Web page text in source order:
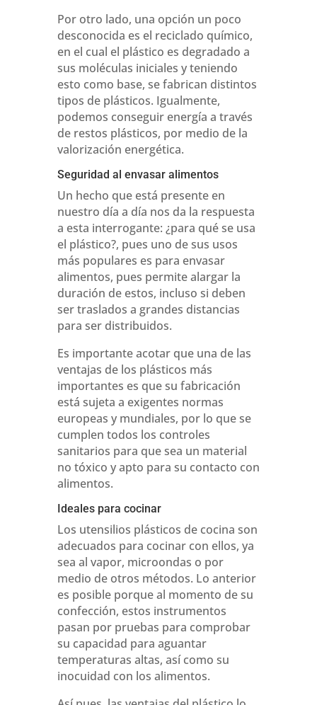
Por otro lado, una opción un poco
desconocida es el reciclado químico,
en el cual el plástico es degradado a
sus moléculas iniciales y teniendo
esto como base, se fabrican distintos
tipos de plásticos. Igualmente,
podemos conseguir energía a través
de restos plásticos, por medio de la
valorización energética.
Seguridad al envasar alimentos
Un hecho que está presente en
nuestro día a día nos da la respuesta
a esta interrogante: ¿para qué se usa
el plástico?, pues uno de sus usos
más populares es para envasar
alimentos, pues permite alargar la
duración de estos, incluso si deben
ser traslados a grandes distancias
para ser distribuidos.
Es importante acotar que una de las
ventajas de los plásticos más
importantes es que su fabricación
está sujeta a exigentes normas
europeas y mundiales, por lo que se
cumplen todos los controles
sanitarios para que sea un material
no tóxico y apto para su contacto con
alimentos.
Ideales para cocinar
Los utensilios plásticos de cocina son
adecuados para cocinar con ellos, ya
sea al vapor, microondas o por
medio de otros métodos. Lo anterior
es posible porque al momento de su
confección, estos instrumentos
pasan por pruebas para comprobar
su capacidad para aguantar
temperaturas altas, así como su
inocuidad con los alimentos.